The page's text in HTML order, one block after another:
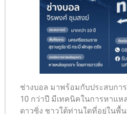
ช่างบอล มาพร้อมกับประสบกา
10 กว่าปี มีเทคนิคในการหาแห
ดาวซิ่ง ชาวใต้ท่านใดที่อยู่ในพื้